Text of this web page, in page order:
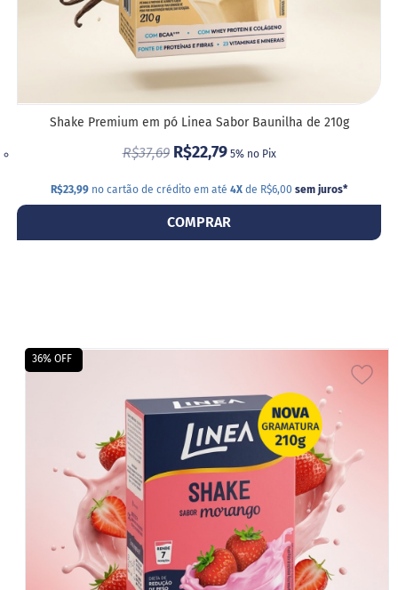
Shake Premium em pó Linea Sabor Baunilha de 210g
R$37,69 R$22,79 5% no Pix
R$23,99 no cartão de crédito em até 4X de R$6,00 sem juros*
COMPRAR
36% OFF